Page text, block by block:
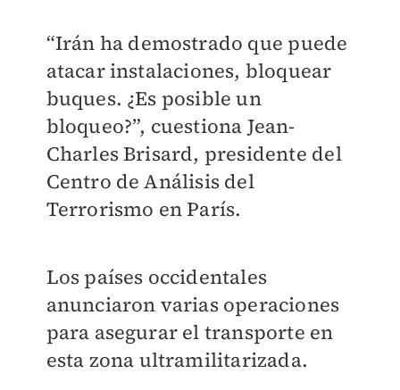
“Irán ha demostrado que puede
atacar instalaciones, bloquear
buques. ¿Es posible un
bloqueo?”, cuestiona Jean-
Charles Brisard, presidente del
Centro de Análisis del
Terrorismo en París.
Los países occidentales
anunciaron varias operaciones
para asegurar el transporte en
esta zona ultramilitarizada.